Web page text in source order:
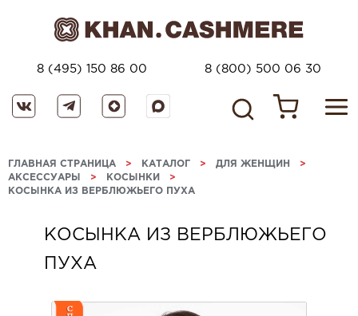
8 (495) 150 86 00 8 (800) 500 06 30
ГЛАВНАЯ СТРАНИЦА > КАТАЛОГ > ДЛЯ ЖЕНЩИН >
АКСЕССУАРЫ > КОСЫНКИ >
КОСЫНКА ИЗ ВЕРБЛЮЖЬЕГО ПУХА
КОСЫНКА ИЗ ВЕРБЛЮЖЬЕГО
ПУХА